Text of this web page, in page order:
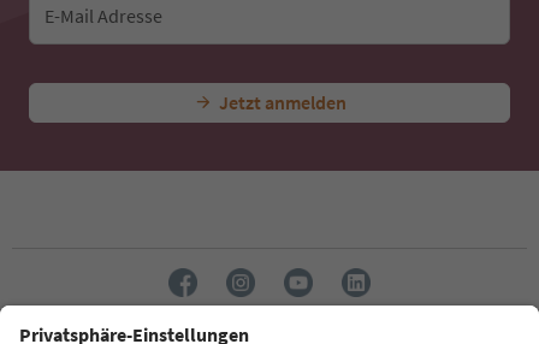
E-Mail Adresse
Jetzt anmelden